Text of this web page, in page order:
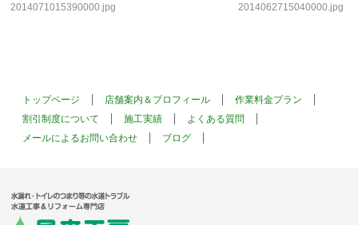
2014071015390000.jpg 2014062715040000.jpg
トップページ 店舗案内＆プロフィール
作業料金プラン
割引制度について
施工実績
よくある質問
メールによるお問い合わせ
ブログ